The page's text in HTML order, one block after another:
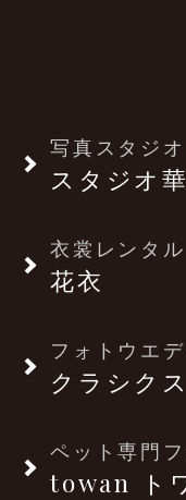
写真スタジオ
スタジオ
衣裳レンタル
花衣
フォトウエ
クラシクス
ペット専門
towan ト